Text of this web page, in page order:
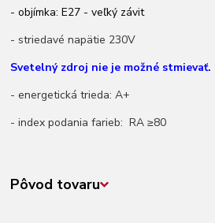
- objímka: E27 - veľký závit
- striedavé napätie 230V
Svetelný zdroj nie je možné stmievať.
- energetická trieda: A+
- index podania farieb: RA ≥80
Pôvod tovaru